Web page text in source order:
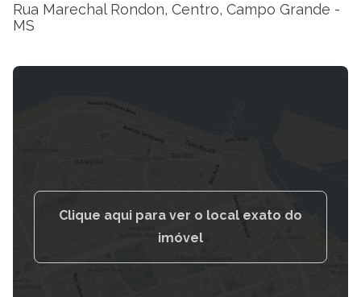
Rua Marechal Rondon, Centro, Campo Grande -
MS
Clique aqui para ver o local exato do
imóvel